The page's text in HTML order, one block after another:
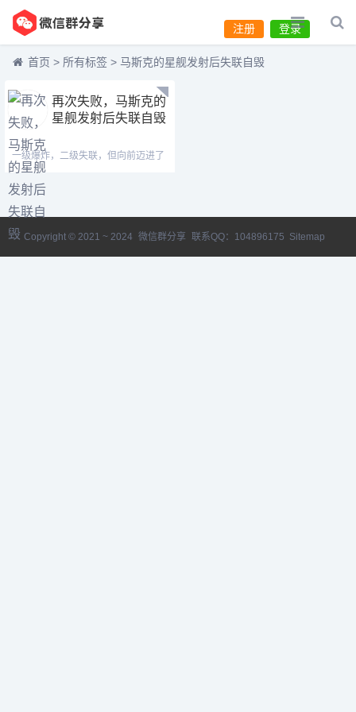
登录
注册
首页 > 所有标签 > 马斯克的星舰发射后失联自毁
再次失败，马斯克的
星舰发射后失联自毁
一级爆炸，二级失联，但向前迈进了
一步。 北京时
Copyright © 2021 ~ 2024 微信群分享 联系QQ：104896175 Sitemap